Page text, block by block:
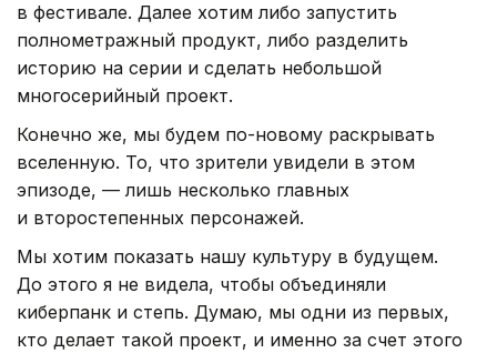
в фестивале. Далее хотим либо запустить
полнометражный продукт, либо разделить
историю на серии и сделать небольшой
многосерийный проект.
Конечно же, мы будем по-новому раскрывать
вселенную. То, что зрители увидели в этом
эпизоде, — лишь несколько главных
и второстепенных персонажей.
Мы хотим показать нашу культуру в будущем.
До этого я не видела, чтобы объединяли
киберпанк и степь. Думаю, мы одни из первых,
кто делает такой проект, и именно за счет этого